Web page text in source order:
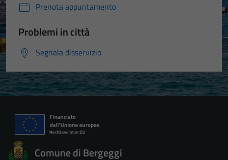
Prenota appuntamento
Problemi in città
Segnala disservizio
Comune di Bergeggi